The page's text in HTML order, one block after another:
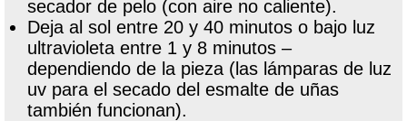
secador de pelo (con aire no caliente).
Deja al sol entre 20 y 40 minutos o bajo luz
ultravioleta entre 1 y 8 minutos –
dependiendo de la pieza (las lámparas de luz
uv para el secado del esmalte de uñas
también funcionan).